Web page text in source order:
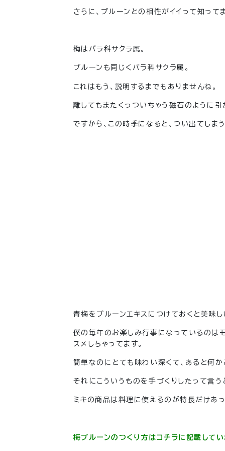
さらに、プルーンとの相性がイイって知って
梅はバラ科サクラ属。
プルーンも同じくバラ科サクラ属。
これはもう、説明するまでもありませんね。
離してもまたくっついちゃう磁石のように
ですから、この時季になると、 つい出てしま
青梅をプルーンエキスにつけておくと美味
僕の毎年のお楽しみ行事になっているのは
スメしちゃってます。
簡単なのにとても味わい深くて、あると何か
それに こういうものを手づくりしたって言
ミキの商品は料理に使えるのが特長だけあ
梅プルーンのつくり方はコチラに記載して